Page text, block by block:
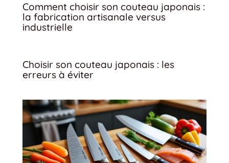
Comment choisir son couteau japonais :
la fabrication artisanale versus
industrielle
Choisir son couteau japonais : les
erreurs à éviter